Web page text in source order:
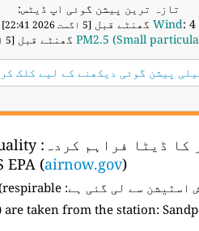
تازہ ترین پیشن گوئی اپ ڈیٹس:
Wind: 4 گھنٹے قبل [5 اگست 2026 22:41]
PM2.5 (Small [5 اگست 2026 13:06]
پیشن گوئی دیکھنے کے لیے کلک
کا ڈیٹا فراہم کردہ:
EPA (airnow.gov)
اسٹیشن سے لی گئی ہے:
taken from the station: